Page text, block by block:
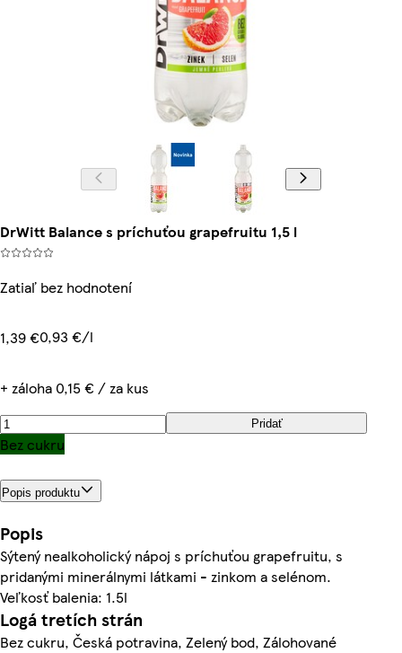
DrWitt Balance s príchuťou grapefruitu 1,5 l
Zatiaľ bez hodnotení
1,39 €0,93 €/l
+ záloha 0,15 € / za kus
Pridať
Bez cukru
Popis produktu
Popis
Sýtený nealkoholický nápoj s príchuťou grapefruitu, s
pridanými minerálnymi látkami - zinkom a selénom.
Veľkosť balenia: 1.5l
Logá tretích strán
Bez cukru, Česká potravina, Zelený bod, Zálohované